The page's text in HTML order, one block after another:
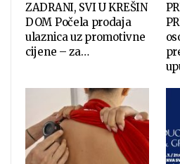
ZADRANI, SVI U KREŠIN
DOM Počela prodaja
ulaznica uz promotivne
cijene – za…